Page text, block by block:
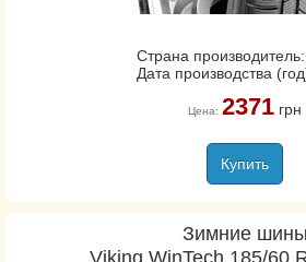
Страна
Дата производства
Цена: 2371грн
Купить
Зимние шины
Viking WinTech 185/60